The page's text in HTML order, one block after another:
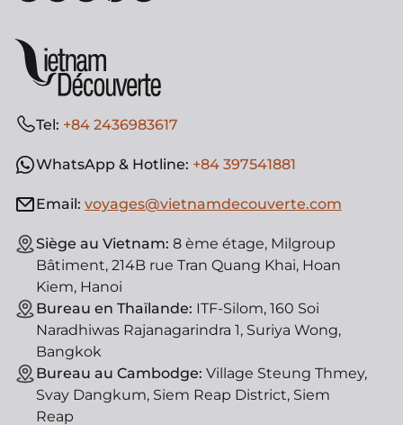
Tel: +84 2436983617
WhatsApp & Hotline: +84 397541881
Email: voyages@vietnamdecouverte.com
Siège au Vietnam: 8 ème étage, Milgroup
Bâtiment, 214B rue Tran Quang Khai, Hoan
Kiem, Hanoi
Bureau en Thaïlande: ITF-Silom, 160 Soi
Naradhiwas Rajanagarindra 1, Suriya Wong,
Bangkok
Bureau au Cambodge: Village Steung Thmey,
Svay Dangkum, Siem Reap District, Siem
Reap